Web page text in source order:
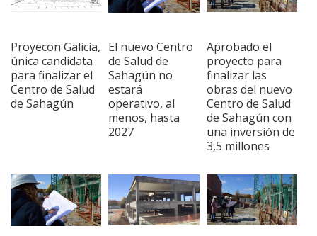
Proyecon Galicia,
única candidata
para finalizar el
Centro de Salud
de Sahagún
El nuevo Centro
de Salud de
Sahagún no
estará
operativo, al
menos, hasta
2027
Aprobado el
proyecto para
finalizar las
obras del nuevo
Centro de Salud
de Sahagún con
una inversión de
3,5 millones